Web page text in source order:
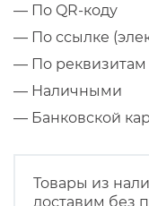
— По QR-коду
— По ссылке
— По реквизитам
— Наличными
— Банковской
Товары из
доставим без